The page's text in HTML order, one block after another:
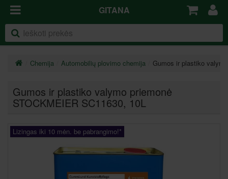
GITANA
Chemija Automobilių plovimo chemija Gumos ir plastiko
Gumos ir plastiko valymo priemonė
STOCKMEIER SC11630, 10L
Lizingas iki 10 mėn. be pabrangimo!*